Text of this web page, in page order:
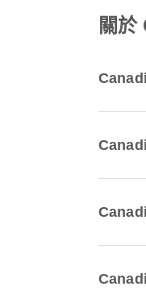
關